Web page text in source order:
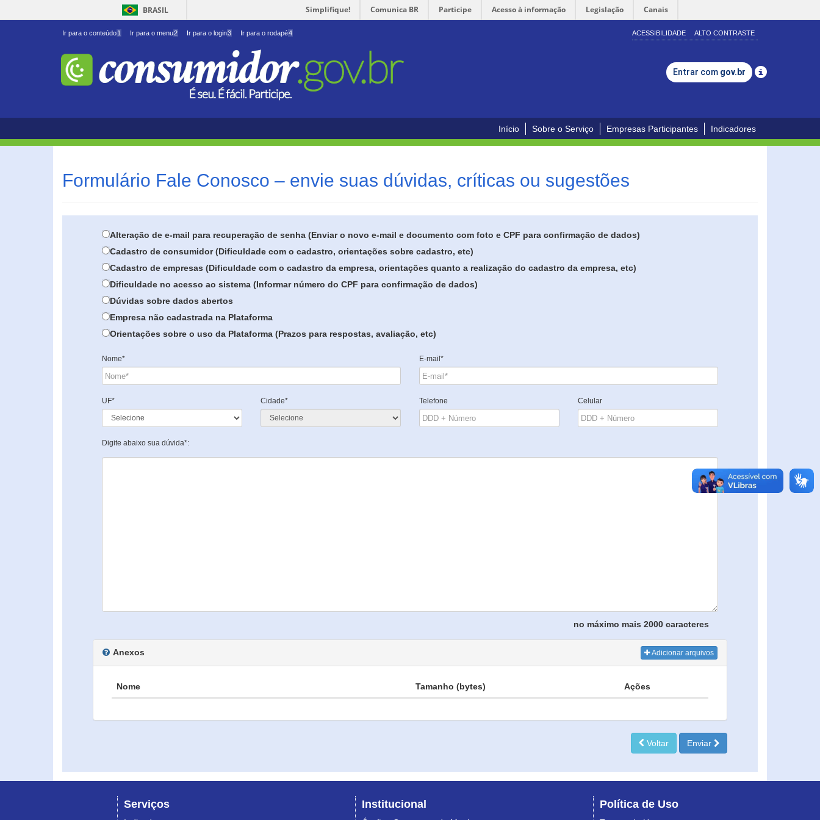
BRASIL Simplifique! Comunica BR Participe Acesso à informação Legislação Canais
Ir para o conteúdo1 Ir para o menu2 Ir para o login3 Ir para o rodapé4 ACESSIBILIDADE ALTO CONTRASTE
Entrar com gov.br
Início Sobre o Serviço Empresas Participantes Indicadores
Formulário Fale Conosco – envie suas dúvidas, críticas ou sugestões
Alteração de e-mail para recuperação de senha (Enviar o novo e-mail e documento com foto e CPF para confirmação de dados)
Cadastro de consumidor (Dificuldade com o cadastro, orientações sobre cadastro, etc)
Cadastro de empresas (Dificuldade com o cadastro da empresa, orientações quanto a realização do cadastro da empresa, etc)
Dificuldade no acesso ao sistema (Informar número do CPF para confirmação de dados)
Dúvidas sobre dados abertos
Empresa não cadastrada na Plataforma
Orientações sobre o uso da Plataforma (Prazos para respostas, avaliação, etc)
Nome* E-mail*
UF* Cidade* Telefone Celular
Digite abaixo sua dúvida*:
no máximo mais 2000 caracteres
Anexos Adicionar arquivos
Nome Tamanho (bytes) Ações
Voltar Enviar
Serviços Institucional Política de Uso